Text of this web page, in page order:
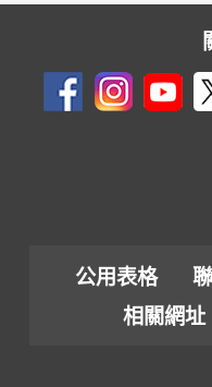
公用表格
相關網址